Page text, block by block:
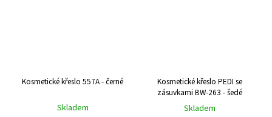
Kosmetické křeslo 557A - černé
Skladem
Kosmetické křeslo PEDI se
zásuvkami BW-263 - šedé
Skladem